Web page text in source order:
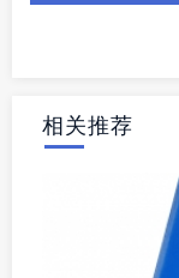
相关推荐